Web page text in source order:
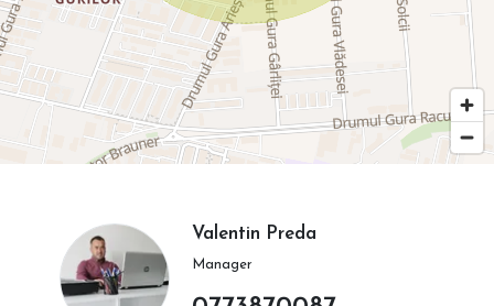
Valentin Preda
Manager